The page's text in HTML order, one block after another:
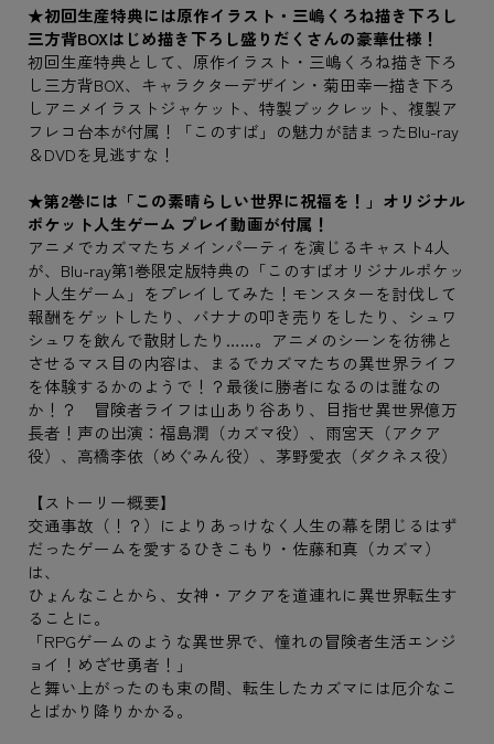
★初回生産特典には原作イラスト・三嶋くろね描き下ろし
三方背BOXはじめ描き下ろし盛りだくさんの豪華仕様！
初回生産特典として、原作イラスト・三嶋くろね描き下ろ
し三方背BOX、キャラクターデザイン・菊田幸一描き下ろ
しアニメイラストジャケット、特製ブックレット、複製ア
フレコ台本が付属！「このすば」の魅力が詰まったBlu-ray
＆DVDを見逃すな！
★第2巻には「この素晴らしい世界に祝福を！」オリジナル
ポケット人生ゲーム プレイ動画が付属！
アニメでカズマたちメインパーティを演じるキャスト4人
が、Blu-ray第1巻限定版特典の「このすばオリジナルポケッ
ト人生ゲーム」をプレイしてみた！モンスターを討伐して
報酬をゲットしたり、バナナの叩き売りをしたり、シュワ
シュワを飲んで散財したり……。アニメのシーンを彷彿と
させるマス目の内容は、まるでカズマたちの異世界ライフ
を体験するかのようで！？最後に勝者になるのは誰なの
か！？ 冒険者ライフは山あり谷あり、目指せ異世界億万
長者！声の出演：福島潤（カズマ役）、雨宮天（アクア
役）、高橋李依（めぐみん役）、茅野愛衣（ダクネス役）
【ストーリー概要】
交通事故（！？）によりあっけなく人生の幕を閉じるはず
だったゲームを愛するひきこもり・佐藤和真（カズマ）
は、
ひょんなことから、女神・アクアを道連れに異世界転生す
ることに。
「RPGゲームのような異世界で、憧れの冒険者生活エンジ
ョイ！めざせ勇者！」
と舞い上がったのも束の間、転生したカズマには厄介なこ
とばかり降りかかる。